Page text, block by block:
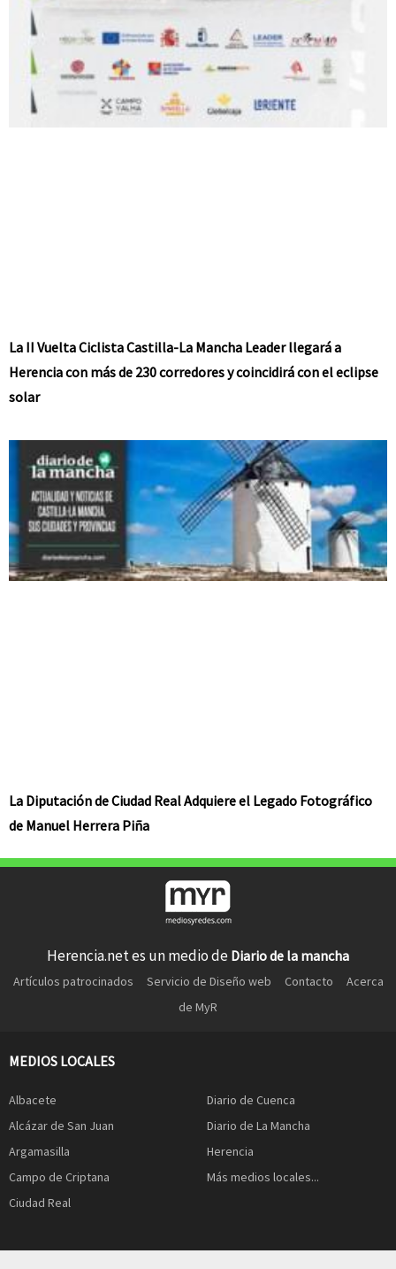
La II Vuelta Ciclista Castilla-La Mancha Leader llegará a
Herencia con más de 230 corredores y coincidirá con el eclipse
solar
La Diputación de Ciudad Real Adquiere el Legado Fotográfico
de Manuel Herrera Piña
Herencia.net es un medio de Diario de la mancha
Artículos patrocinados Servicio de Diseño web Contacto
Acerca
de MyR
MEDIOS LOCALES
Albacete
Alcázar de San Juan
Argamasilla
Campo de Criptana
Ciudad Real
Diario de Cuenca
Diario de La Mancha
Herencia
Más medios locales...